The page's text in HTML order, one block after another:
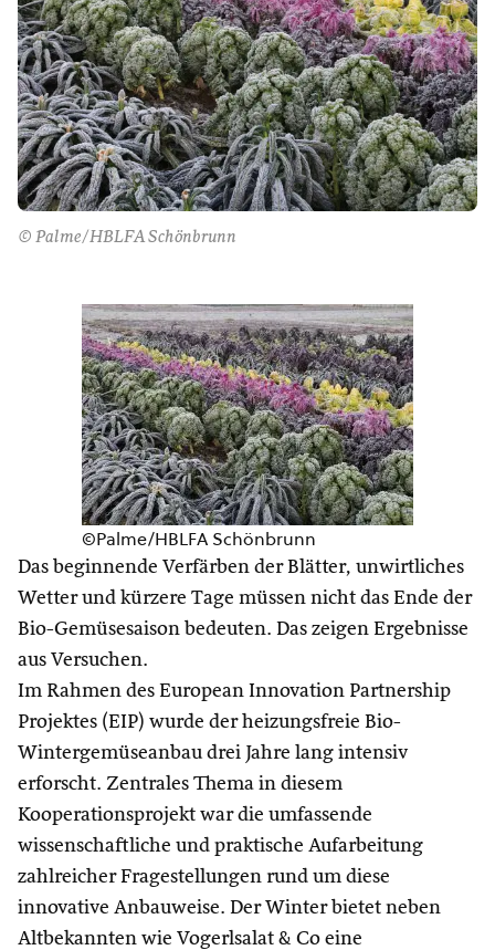
© Palme/HBLFA Schönbrunn
©Palme/HBLFA Schönbrunn
Das beginnende Verfärben der Blätter, unwirtliches
Wetter und kürzere Tage müssen nicht das Ende der
Bio-Gemüsesaison bedeuten. Das zeigen Ergebnisse
aus Versuchen.
Im Rahmen des European Innovation Partnership
Projektes (EIP) wurde der heizungsfreie Bio-
Wintergemüseanbau drei Jahre lang intensiv
erforscht. Zentrales Thema in diesem
Kooperationsprojekt war die umfassende
wissenschaftliche und praktische Aufarbeitung
zahlreicher Fragestellungen rund um diese
innovative Anbauweise. Der Winter bietet neben
Altbekannten wie Vogerlsalat & Co eine